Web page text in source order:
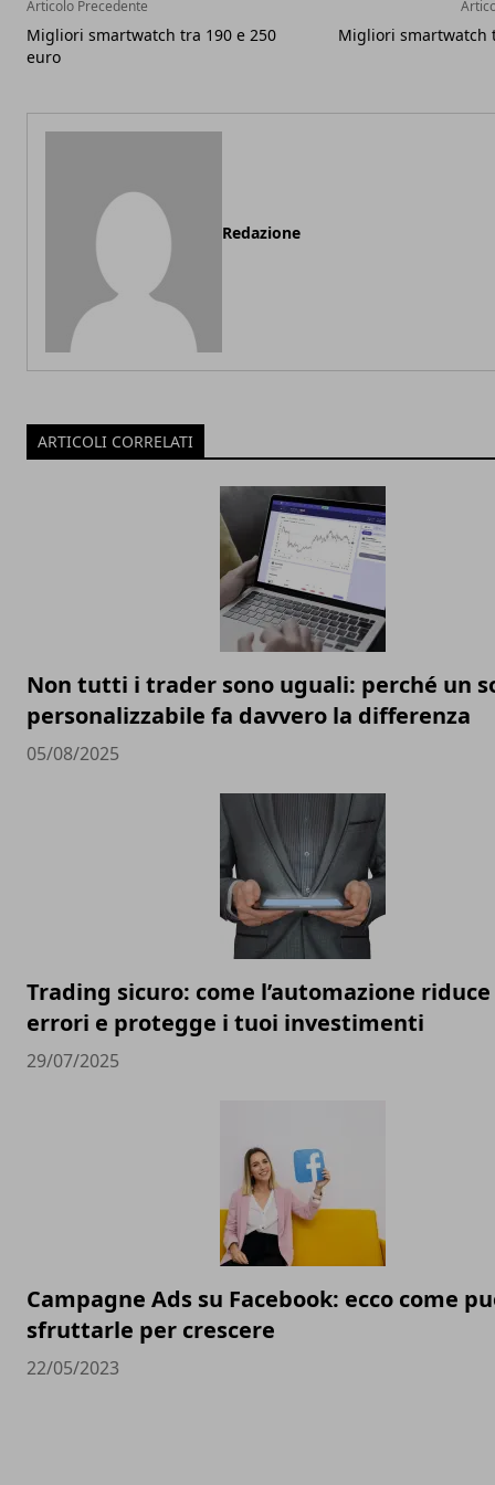
Articolo Precedente
Migliori smartwatch tra 190 e 250
euro
Migliori smartwatch
Redazione
ARTICOLI CORRELATI
Non tutti i trader sono uguali: perché un
personalizzabile fa davvero la differenza
05/08/2025
Trading sicuro: come l’automazione
errori e protegge i tuoi investimenti
29/07/2025
Campagne Ads su Facebook: ecco come
sfruttarle per crescere
22/05/2023